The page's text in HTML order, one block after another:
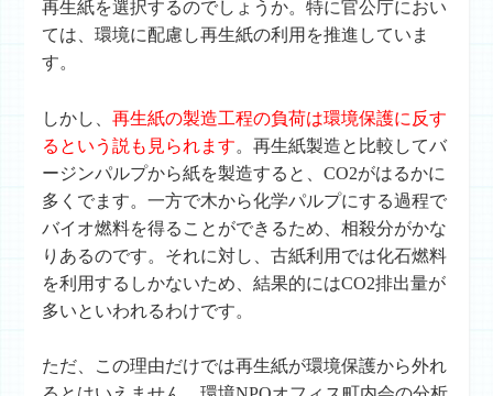
再生紙を選択するのでしょうか。特に官公庁におい
ては、環境に配慮し再生紙の利用を推進していま
す。
しかし、再生紙の製造工程の負荷は環境保護に反す
るという説も見られます。再生紙製造と比較してバ
ージンパルプから紙を製造すると、CO2がはるかに
多くでます。一方で木から化学パルプにする過程で
バイオ燃料を得ることができるため、相殺分がかな
りあるのです。それに対し、古紙利用では化石燃料
を利用するしかないため、結果的にはCO2排出量が
多いといわれるわけです。
ただ、この理由だけでは再生紙が環境保護から外れ